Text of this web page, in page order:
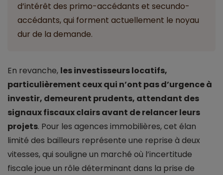
d’intérêt des primo-accédants et secundo-
accédants, qui forment actuellement le noyau
dur de la demande.
En revanche, les investisseurs locatifs,
particulièrement ceux qui n’ont pas d’urgence à
investir, demeurent prudents, attendant des
signaux fiscaux clairs avant de relancer leurs
projets. Pour les agences immobilières, cet élan
limité des bailleurs représente une reprise à deux
vitesses, qui souligne un marché où l’incertitude
fiscale joue un rôle déterminant dans la prise de